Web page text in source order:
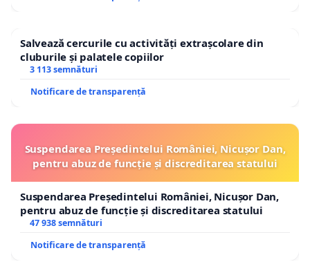
Salvează cercurile cu activități extrașcolare din
cluburile și palatele copiilor
3 113 semnături
Notificare de transparență
Suspendarea Președintelui României, Nicușor Dan,
pentru abuz de funcție și discreditarea statului
Suspendarea Președintelui României, Nicușor Dan,
pentru abuz de funcție și discreditarea statului
47 938 semnături
Notificare de transparență